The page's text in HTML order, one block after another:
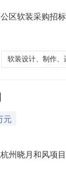
区软装采购
安装及售后服
软装设计、制作、
元
州晓月和风
设计、制作、